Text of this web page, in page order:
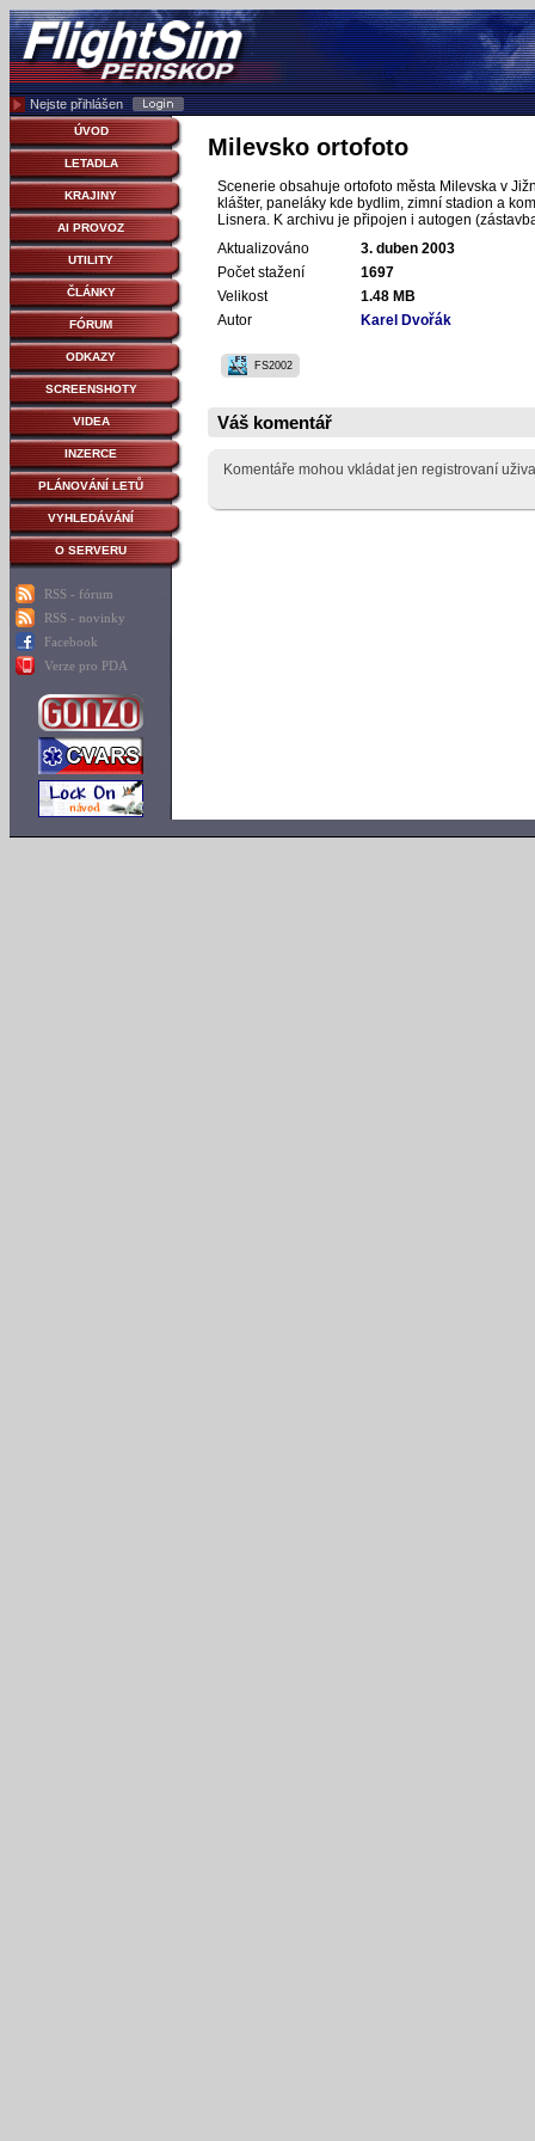
Nejste přihlášen
ÚVOD
LETADLA
KRAJINY
AI PROVOZ
UTILITY
ČLÁNKY
FÓRUM
ODKAZY
SCREENSHOTY
VIDEA
INZERCE
PLÁNOVÁNÍ LETŮ
VYHLEDÁVÁNÍ
O SERVERU
RSS - fórum
RSS - novinky
Facebook
Verze pro PDA
Milevsko ortofoto
Scenerie obsahuje ortofoto města Milevska v
klášter, paneláky kde bydlim, zimní stadion a
Lisnera. K archivu je připojen i autogen
Aktualizováno
3. duben 2003
Počet stažení
1697
Velikost
1.48 MB
Autor
Karel Dvořák
FS2002
Váš komentář
Komentáře mohou vkládat jen registrovaní